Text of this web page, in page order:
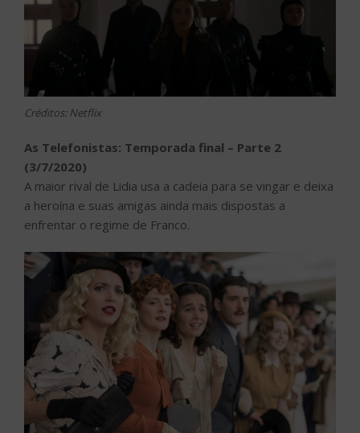
Créditos: Netflix
As Telefonistas: Temporada final – Parte 2
(3/7/2020)
A maior rival de Lidia usa a cadeia para se vingar e deixa
a heroína e suas amigas ainda mais dispostas a
enfrentar o regime de Franco.